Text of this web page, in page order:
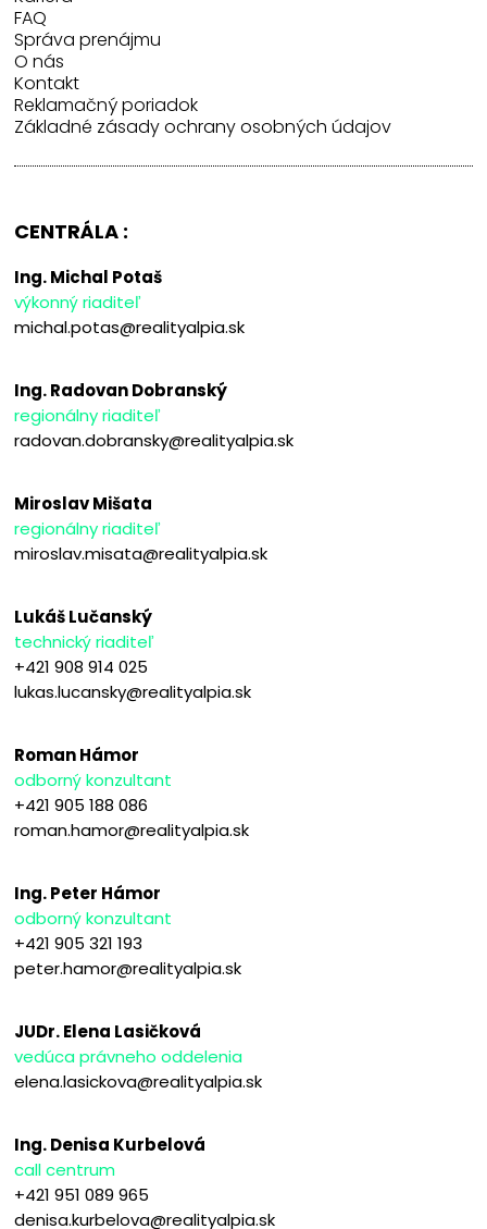
FAQ
Správa prenájmu
O nás
Kontakt
Reklamačný poriadok
Základné zásady ochrany osobných údajov
CENTRÁLA :
Ing. Michal Potaš
výkonný riaditeľ
michal.potas@realityalpia.sk
Ing. Radovan Dobranský
regionálny riaditeľ
radovan.dobransky@realityalpia.sk
Miroslav Mišata
regionálny riaditeľ
miroslav.misata@realityalpia.sk
Lukáš Lučanský
technický riaditeľ
+421 908 914 025
lukas.lucansky@realityalpia.sk
Roman Hámor
odborný konzultant
+421 905 188 086
roman.hamor@realityalpia.sk
Ing. Peter Hámor
odborný konzultant
+421 905 321 193
peter.hamor@realityalpia.sk
JUDr. Elena Lasičková
vedúca právneho oddelenia
elena.lasickova@realityalpia.sk
Ing. Denisa Kurbelová
call centrum
+421 951 089 965
denisa.kurbelova@realityalpia.sk